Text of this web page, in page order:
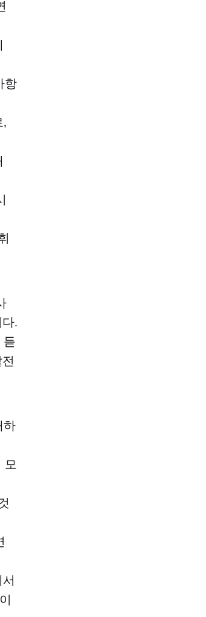
항
.
듣
하
모